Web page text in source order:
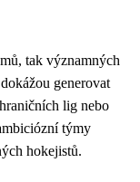
tak významných
generovat
lig nebo
týmy
hokejistů.